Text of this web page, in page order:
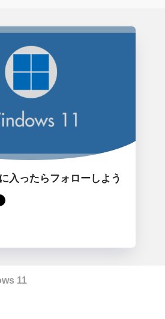
入ったらフォローしよう
11